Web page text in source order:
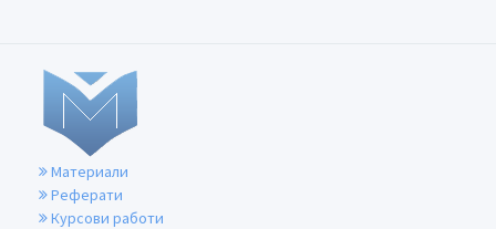
Материали
Реферати
Курсови работи